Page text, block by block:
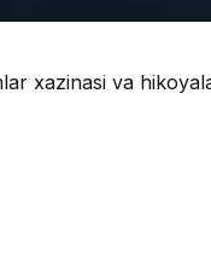
xazinasi va